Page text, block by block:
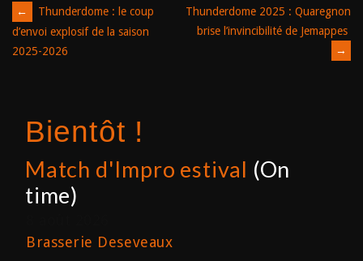
Post
navigation
←
Thunderdome : le coup
d’envoi explosif de la saison
2025-2026
Thunderdome 2025 : Quaregnon
brise l’invincibilité de Jemappes
→
Bientôt !
Match d'Impro estival (On
time)
Brasserie Deseveaux